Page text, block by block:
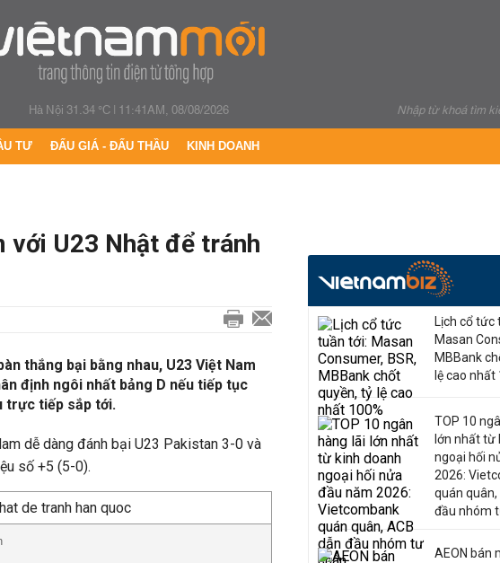
Hà Nội 31.34 °C| 11:41AM, 08/08/2026
TƯ ĐẤU GIÁ - ĐẤU THẦU KINH DOANH
với U23 Nhật để tránh
thắng bại bằng nhau, U23 Việt Nam
định ngôi nhất bảng D nếu tiếp tục
trực tiếp sắp tới.
dễ dàng đánh bại U23 Pakistan 3-0 và
số +5 (5-0).
Lịch cổ tức
Masan
MBBank
lệ cao nhất
TOP 10
lớn nhất từ
ngoại hối
2026:
quán quân,
đầu nhóm
AEON bán